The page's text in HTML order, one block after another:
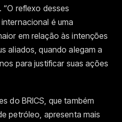
reflexo desses
é uma
em relação às intenções
aliados, quando alegam a
para justificar suas ações
do BRICS, que também
petróleo, apresenta mais